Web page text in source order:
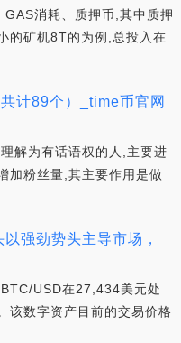
消耗、质押币,其中质押
的矿机8T的为例,总投入在
计89个）_time币官网
解为有话语权的人,主要进
加粉丝量,其主要作用是做
强劲势头主导市场，
USD在27,434美元处
该数字资产目前的交易价格